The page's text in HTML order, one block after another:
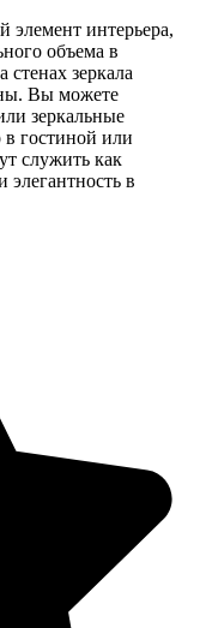
элемент интерьера,
объема в
зеркала
Вы можете
зеркальные
в гостиной или
служить как
элегантность в